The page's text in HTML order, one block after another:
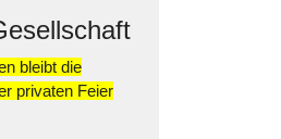
bleibt die
privaten Feier